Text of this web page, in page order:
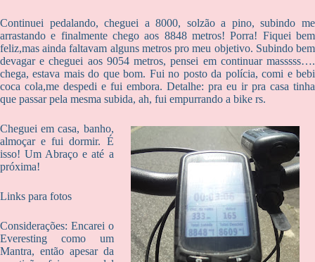
Continuei pedalando, cheguei a 8000, solzão a pino, subindo me
arrastando e finalmente chego aos 8848 metros! Porra! Fiquei bem
feliz,mas ainda faltavam alguns metros pro meu objetivo. Subindo bem
devagar e cheguei aos 9054 metros, pensei em continuar masssss….
chega, estava mais do que bom. Fui no posto da polícia, comi e bebi
coca cola,me despedi e fui embora. Detalhe: pra eu ir pra casa tinha
que passar pela mesma subida, ah, fui empurrando a bike rs.
Cheguei em casa, banho,
almoçar e fui dormir. É
isso! Um Abraço e até a
próxima!
Links para fotos
Considerações: Encarei o
Everesting como um
Mantra, então apesar da